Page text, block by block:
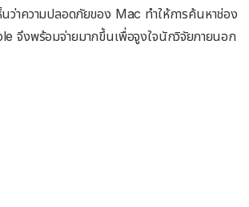
ว่าความปลอดภัยของ Mac ทำให้การค้นหาช่อง
จึงพร้อมจ่ายมากขึ้นเพื่อจูงใจนักวิจัยภายนอก